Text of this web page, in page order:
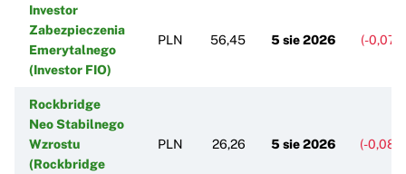
Investor
Zabezpieczenia
Emerytalnego
(Investor FIO)
PLN 56,45 5 sie 2026 (-
Rockbridge
Neo Stabilnego
Wzrostu
(Rockbridge
PLN 26,26 5 sie 2026 (-